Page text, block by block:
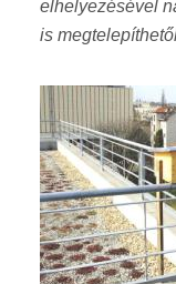
elhelyezésével
is